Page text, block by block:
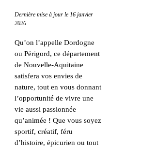
Dernière mise à jour le 16 janvier
2026
Qu’on l’appelle Dordogne
ou Périgord, ce département
de Nouvelle-Aquitaine
satisfera vos envies de
nature, tout en vous donnant
l’opportunité de vivre une
vie aussi passionnée
qu’animée ! Que vous soyez
sportif, créatif, féru
d’histoire, épicurien ou tout